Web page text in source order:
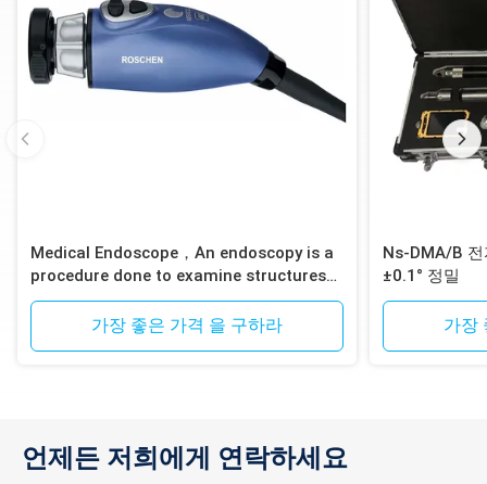
Medical Endoscope，An endoscopy is a
procedure done to examine structures
inside your body up close
가장 좋은 가격 을 구하라
Ns-DMA/B
±0.1° 정밀
가장
언제든 저희에게 연락하세요